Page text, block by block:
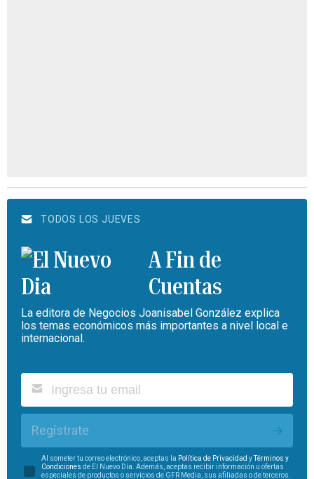
TODOS LOS JUEVES
A Fin de
Cuentas
La editora de Negocios Joanisabel González explica
los temas económicos más importantes a nivel local e
internacional.
Regístrate
Al someter tu correo electrónico, aceptas la Política de Privacidad yTérminos y
Condiciones de El Nuevo Día. Además, aceptas recibir información u ofertas
especiales de productos o servicios de GFR Media, sus afiliadas o de terceros.